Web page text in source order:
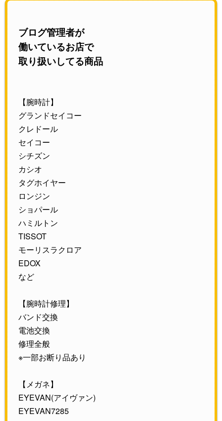
ブログ管理者が
働いているお店で
取り扱いしてる商品
【腕時計】
グランドセイコー
クレドール
セイコー
シチズン
カシオ
タグホイヤー
ロンジン
ショパール
ハミルトン
TISSOT
モーリスラクロア
EDOX
など
【腕時計修理】
バンド交換
電池交換
修理全般
※一部お断り品あり
【メガネ】
EYEVAN(アイヴァン)
EYEVAN7285